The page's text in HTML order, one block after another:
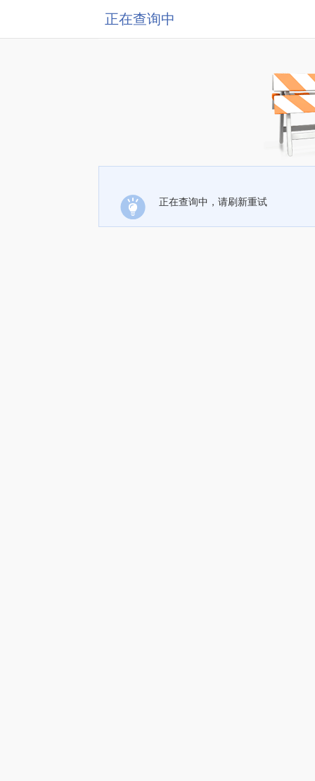
正在查询中
正在查询中，请刷新重试